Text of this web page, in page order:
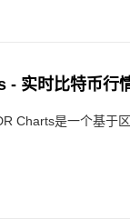
- 实时比特币行
Charts是一个基于